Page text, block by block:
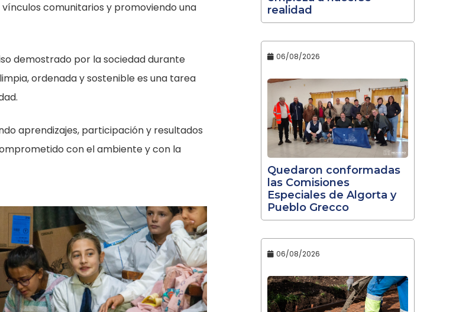
comunitarios y promoviendo una
demostrado por la sociedad durante
ordenada y sostenible es una tarea
aprendizajes, participación y resultados
con el ambiente y con la
realidad
06/08/2026
Quedaron conformadas
las Comisiones
Especiales de Algorta y
Pueblo Grecco
06/08/2026